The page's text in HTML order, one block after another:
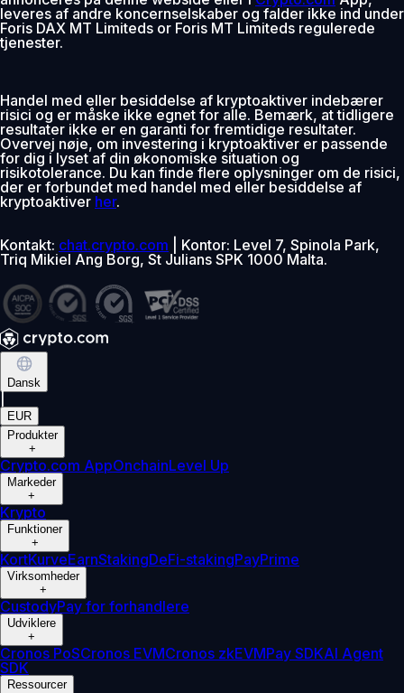
leveres af andre koncernselskaber og falder ikke ind under
Foris DAX MT Limiteds or Foris MT Limiteds regulerede
tjenester.
Handel med eller besiddelse af kryptoaktiver indebærer
risici og er måske ikke egnet for alle. Bemærk, at tidligere
resultater ikke er en garanti for fremtidige resultater.
Overvej nøje, om investering i kryptoaktiver er passende
for dig i lyset af din økonomiske situation og
risikotolerance. Du kan finde flere oplysninger om de risici,
der er forbundet med handel med eller besiddelse af
kryptoaktiver her.
Kontakt: chat.crypto.com | Kontor: Level 7, Spinola Park,
Triq Mikiel Ang Borg, St Julians SPK 1000 Malta.
Dansk
EUR
Produkter
+
Crypto.com AppOnchainLevel Up
Markeder
+
Krypto
Funktioner
+
KortKurveEarnStakingDeFi-stakingPayPrime
Virksomheder
+
CustodyPay for forhandlere
Udviklere
+
Cronos PoSCronos EVMCronos zkEVMPay SDKAI Agent
SDK
Ressourcer